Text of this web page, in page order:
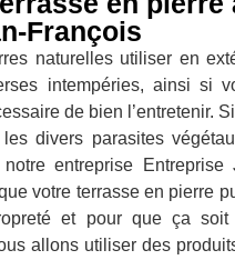
François
naturelles utiliser en
intempéries, ainsi si
de bien l’entretenir.
divers parasites
entreprise Entreprise
votre terrasse en pierre
et pour que ça soit
allons utiliser des